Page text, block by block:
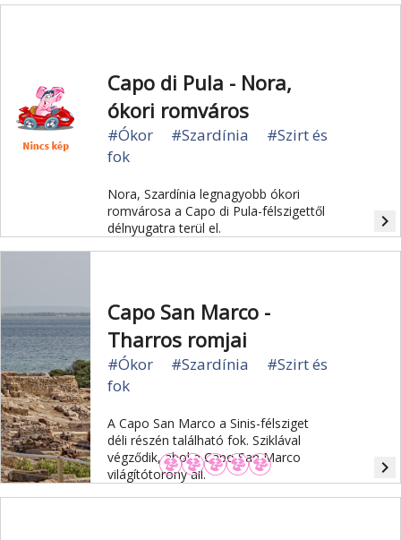
Capo di Pula - Nora,
ókori romváros
#Ókor #Szardínia
#Szirt és
fok
Nora, Szardínia legnagyobb ókori
romvárosa a Capo di Pula-félszigettől
délnyugatra terül el.
navigate_next
Capo San Marco -
Tharros romjai
#Ókor #Szardínia
#Szirt és
fok
A Capo San Marco a Sinis-félsziget
déli részén található fok. Sziklával
végződik, ahol a Capo San Marco
világítótorony áll.
navigate_next